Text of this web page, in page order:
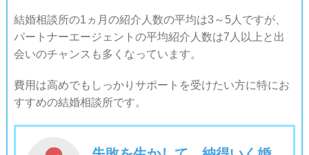
結婚相談所の1ヵ月の紹介人数の平均は3～5人ですが、
パートナーエージェントの平均紹介人数は7人以上と出
会いのチャンスも多くなっています。
費用は高めでもしっかりサポートを受けたい方に特にお
すすめの結婚相談所です。